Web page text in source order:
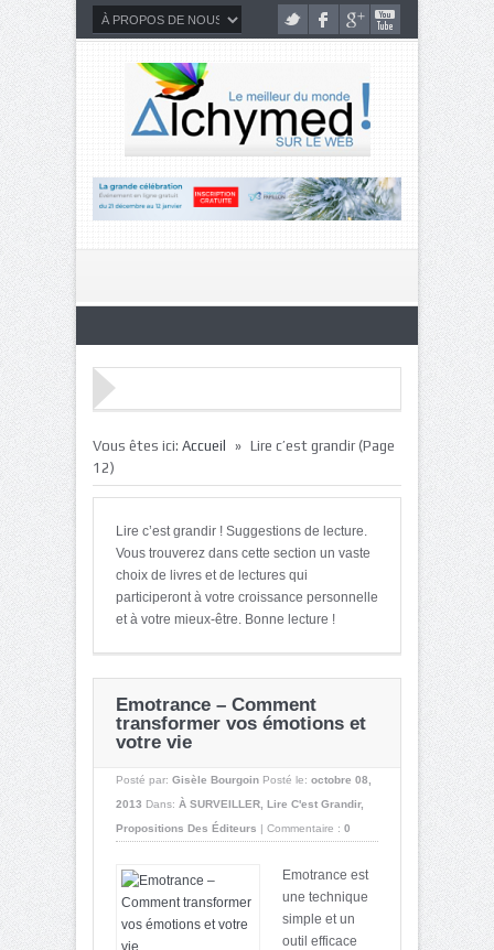
Vous êtes ici: Accueil » Lire c’est grandir(Page
12)
Lire c’est grandir ! Suggestions de lecture.
Vous trouverez dans cette section un vaste
choix de livres et de lectures qui
participeront à votre croissance personnelle
et à votre mieux-être. Bonne lecture !
Emotrance – Comment
transformer vos émotions et
votre vie
Posté par: Gisèle Bourgoin Posté le: octobre 08,
2013 Dans: À SURVEILLER Lire C'est Grandir,
Propositions Des Éditeurs | Commentaire : 0
Emotrance est
une technique
simple et un
outil efficace